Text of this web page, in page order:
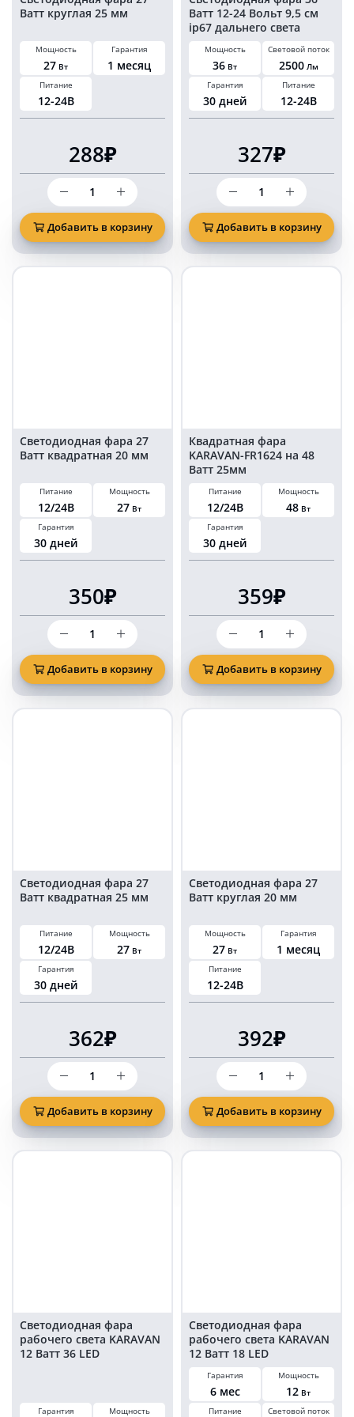
Ватт круглая 25 мм
Мощность
27 Вт
Гарантия
1 месяц
Питание
12-24В
288₽
Количество
товара
Светодиодная
фара
27
Ватт
круглая
Добавить в корзину
Ватт 12-24 Вольт 9,5 см
ip67 дальнего света
Мощность
36 Вт
Световой поток
2500 Лм
Гарантия
30 дней
Питание
12-24В
327₽
Количество
товара
Светодиодная
фара
36
Ватт
12-
Добавить в корзину
Светодиодная фара 27
Ватт квадратная 20 мм
Питание
12/24В
Мощность
27 Вт
Гарантия
30 дней
350₽
Количество
товара
Светодиодная
фара
27
Ватт
квадратная
Добавить в корзину
Квадратная фара
KARAVAN-FR1624 на 48
Ватт 25мм
Питание
12/24В
Мощность
48 Вт
Гарантия
30 дней
359₽
Количество
товара
Квадратная
фара
KARAVAN-
FR1624
на
Добавить в корзину
Светодиодная фара 27
Ватт квадратная 25 мм
Питание
12/24В
Мощность
27 Вт
Гарантия
30 дней
362₽
Количество
товара
Светодиодная
фара
27
Ватт
квадратная
Добавить в корзину
Светодиодная фара 27
Ватт круглая 20 мм
Мощность
27 Вт
Гарантия
1 месяц
Питание
12-24В
392₽
Количество
товара
Светодиодная
фара
27
Ватт
круглая
Добавить в корзину
Светодиодная фара
рабочего света KARAVAN
12 Ватт 36 LED
Гарантия Мощность
Светодиодная фара
рабочего света KARAVAN
12 Ватт 18 LED
квадратная 12/24 Вольт
Гарантия
6 мес
Мощность
12 Вт
Питание
Световой поток